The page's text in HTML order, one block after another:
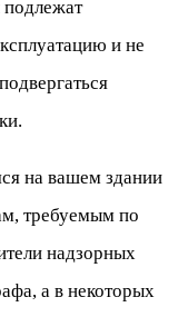
и не
на вашем здании
требуемым по
надзорных
а в некоторых